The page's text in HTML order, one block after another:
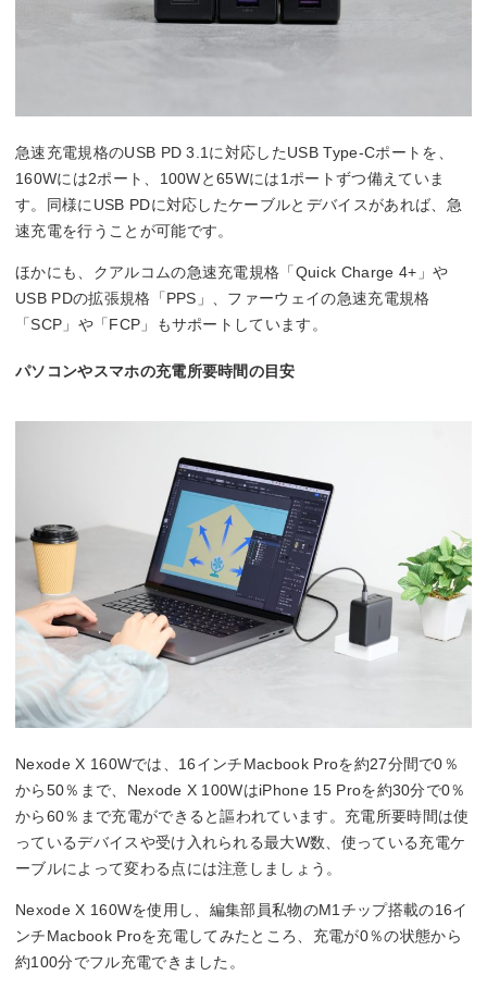
急速充電規格のUSB PD 3.1に対応したUSB Type-Cポートを、
160Wには2ポート、100Wと65Wには1ポートずつ備えていま
す。同様にUSB PDに対応したケーブルとデバイスがあれば、急
速充電を行うことが可能です。
ほかにも、クアルコムの急速充電規格「Quick Charge 4+」や
USB PDの拡張規格「PPS」、ファーウェイの急速充電規格
「SCP」や「FCP」もサポートしています。
パソコンやスマホの充電所要時間の目安
Nexode X 160Wでは、16インチMacbook Proを約27分間で0％
から50％まで、Nexode X 100WはiPhone 15 Proを約30分で0％
から60％まで充電ができると謳われています。充電所要時間は使
っているデバイスや受け入れられる最大W数、使っている充電ケ
ーブルによって変わる点には注意しましょう。
Nexode X 160Wを使用し、編集部員私物のM1チップ搭載の16イ
ンチMacbook Proを充電してみたところ、充電が0％の状態から
約100分でフル充電できました。